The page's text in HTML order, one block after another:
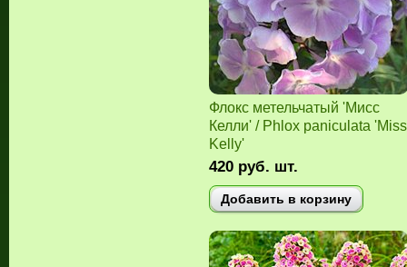
Флокс метельчатый 'Мисс
Келли' / Phlox paniculata 'Miss
Kelly'
420 руб. шт.
Добавить в корзину